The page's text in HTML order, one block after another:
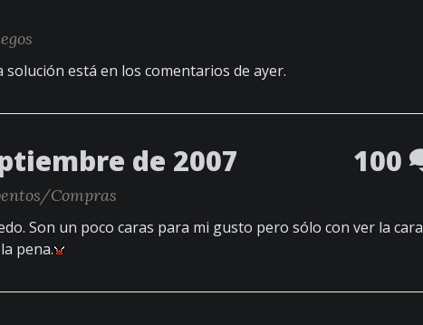
solución está en los comentarios de ayer.
de 2007 100
Compras
Son un poco caras para mi gusto pero sólo con ver la cara
pena.